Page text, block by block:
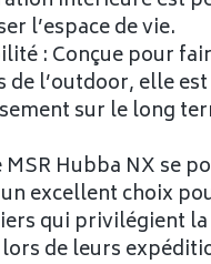
l’espace de vie.
: Conçue pour
de l’outdoor, elle
sur le long
MSR Hubba NX se
excellent choix
qui privilégient
de leurs